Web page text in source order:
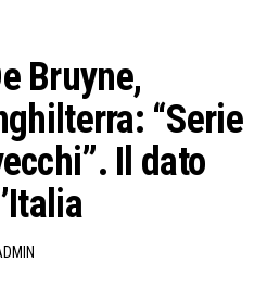
Bruyne,
“Serie
Il dato